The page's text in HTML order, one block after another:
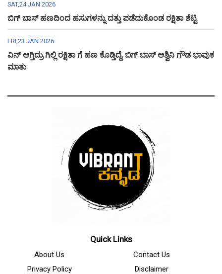
SAT,24 JAN 2026
ಬಿಗ್ ಬಾಸ್ ಹಣದಿಂದ ಹಸುಗಳನ್ನು ದತ್ತು ಪಡೆದುಕೊಂಡ ರಕ್ಷಿತಾ ಶೆಟ್ಟಿ
FRI,23 JAN 2026
ವಿನ್ ಆಗ್ತಿದ್ರು ಗಿಲ್ಲಿ ರಕ್ಷಿತಾ ಗೆ ಹಣ ಕೊಡ್ತಿದ್ದೆ, ಬಿಗ್ ಬಾಸ್ ಅಶ್ವಿನಿ ಗೌಡ ಭಾವುಕ
ಮಾತು
Quick Links
About Us
Contact Us
Privacy Policy
Disclaimer